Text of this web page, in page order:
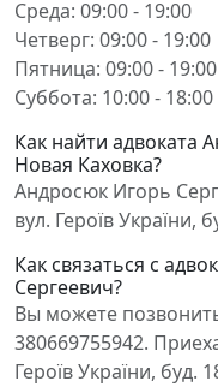
Среда: 09:00 - 19:00
Четверг: 09:00 - 19:00
Пятница: 09:00 - 19:00
Суббота: 10:00 - 18:00
Как найти адвоката
Новая Каховка?
Андросюк Игорь
вул. Героїв України,
Как связаться с
Сергеевич?
Вы можете
380669755942.
Героїв України, буд.